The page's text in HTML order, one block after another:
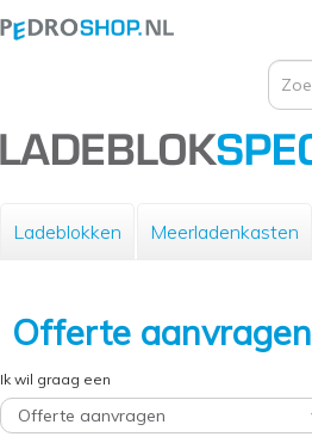
Ladeblokken Meerladenkasten
Offerte aanvragen
Ik wil graag een